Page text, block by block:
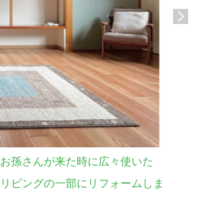
お孫さんが来た時に広々使いた
ビングの一部にリフォームしま